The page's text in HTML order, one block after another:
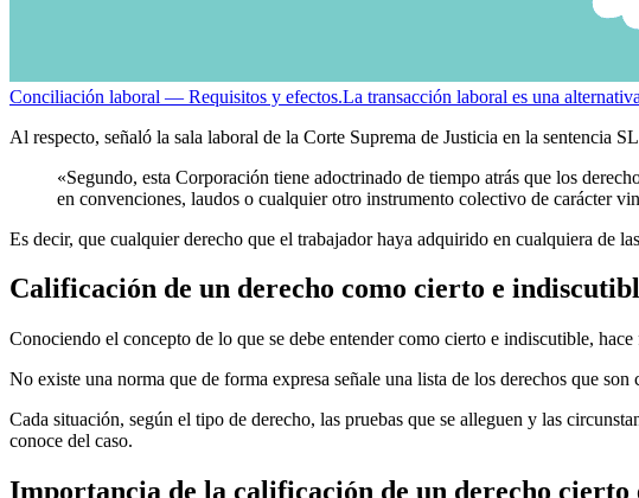
Conciliación laboral — Requisitos y efectos.La transacción laboral es una
Al respecto, señaló la sala laboral de la Corte Suprema de Justicia en la sentencia
«Segundo, esta Corporación tiene adoctrinado de tiempo atrás que los
en convenciones, laudos o cualquier otro instrumento colectivo de carácter
Es decir, que cualquier derecho que el trabajador haya adquirido en cualquiera de
Calificación de un derecho como cierto e
Conociendo el concepto de lo que se debe entender como cierto e indiscutible,
No existe una norma que de forma expresa señale una lista de los derechos que
Cada situación, según el tipo de derecho, las pruebas que se alleguen y las
conoce del caso.
Importancia de la calificación de un derecho cierto